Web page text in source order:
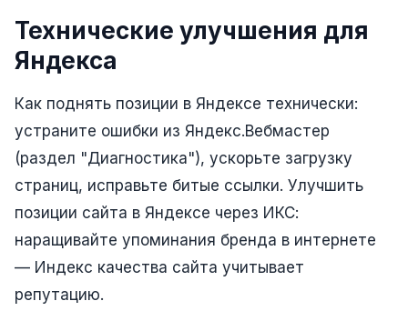
SEO-продвижение нового и молодого сайта
Управление репутацией SERM / ORM
Ведение и поддержка сайта
SEO для интернет-магазина
+ ещё 6 услуг
ВКонтакте
Технические улучшения для
Яндекса
Как поднять позиции в Яндексе технически:
устраните ошибки из Яндекс.Вебмастер
(раздел "Диагностика"), ускорьте загрузку
страниц, исправьте битые ссылки. Улучшить
позиции сайта в Яндексе через ИКС:
наращивайте упоминания бренда в интернете
— Индекс качества сайта учитывает
репутацию.